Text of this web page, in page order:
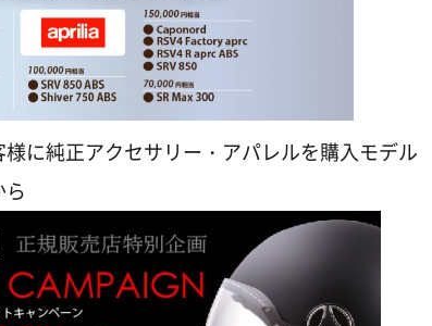
に純正アクセサリー・アパレルを購入モデル
ら